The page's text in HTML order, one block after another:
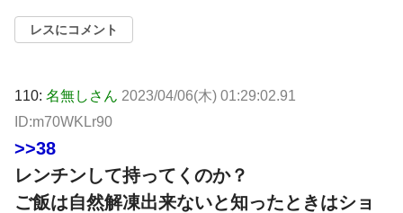
レスにコメント
110: 名無しさん 2023/04/06(木) 01:29:02.91
ID:m70WKLr90
>>38
レンチンして持ってくのか？
ご飯は自然解凍出来ないと知ったときはショ